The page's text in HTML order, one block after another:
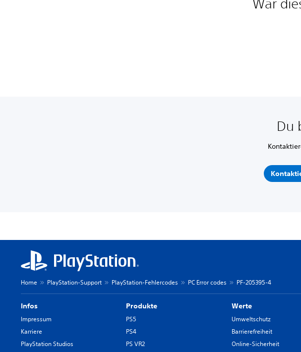
War
Du
Home PlayStation-Support PlayStation-Fehlercodes PC Error codes PF-205395-4
Infos
Impressum
Karriere
PlayStation Studios
Produkte
PS5
PS4
PS VR2
Werte
Umweltschutz
Barrierefreiheit
Online-Sicherheit